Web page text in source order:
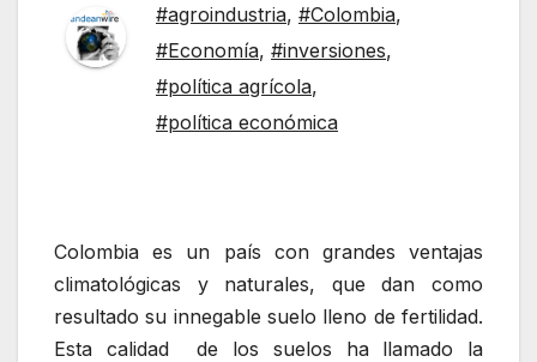
#agroindustria, #Colombia,
#Economía, #inversiones,
#política agrícola,
#política económica
Colombia es un país con grandes ventajas
climatológicas y naturales, que dan como
resultado su innegable suelo lleno de fertilidad.
Esta calidad de los suelos ha llamado la